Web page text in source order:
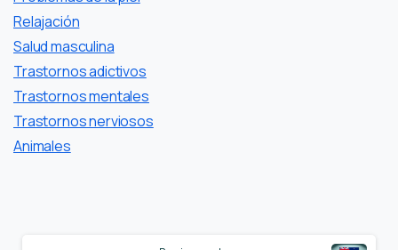
Relajación
Salud masculina
Trastornos adictivos
Trastornos mentales
Trastornos nerviosos
Аnimales